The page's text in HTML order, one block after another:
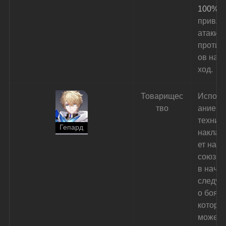
100%
атаки
ов на
ход.
Гепард
Товарищес
тво
ание
ет на
в
о боя
может